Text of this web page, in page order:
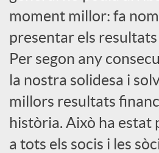
X
a
r
x
moment millor: fa
presentar els resultats
Per segon any
la nostra solidesa i
millors resultats
història. Això ha estat
a tots els socis i les